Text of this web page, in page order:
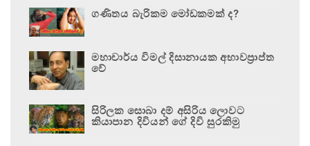
ගණිතය බැරිකම මෝඩකමක් ද?
මහාචාර්ය විමල් දිසානායක අභාවප්‍රාප්ත
වේ
සිරිලක සොබා දම් අසිරිය ලොවට
කියාපාන දිවියන් ගේ දිවි සුරකිමු